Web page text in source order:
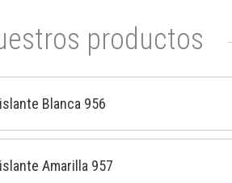
productos
Blanca 956
Amarilla 957